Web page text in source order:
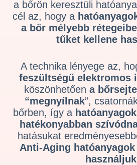
a bőrön keresztüli
cél az, hogy a
a bőr mélyebb rétegeibe
tűket kellene
A technika lényege az,
feszültségű elektromos
köszönhetően a
“megnyílnak”,
bőrben, így a
hatékonyabban
hatásukat
Anti-Aging